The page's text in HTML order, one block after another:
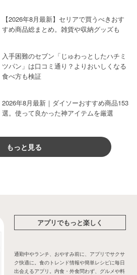
【2026年8月最新】セリアで買うべきおす
すめ商品総まとめ。雑貨や収納グッズも
入手困難のセブン「じゅわっとしたハチミ
ツパン」は口コミ通り？よりおいしくなる
食べ方も検証
2026年8月最新｜ダイソーおすすめ商品153
選。使って良かった神アイテムを厳選
もっと見る
アプリでもっと楽しく
通勤中やランチ、おやすみ前に、アプリでサクサ
ク快適に。食のトレンド情報や簡単レシピに毎日
出会えるアプリ。内食・外食問わず、グルメや料